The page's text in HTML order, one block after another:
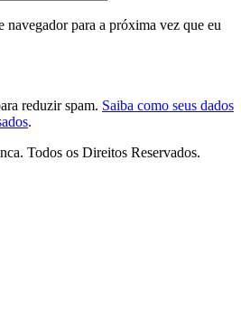
navegador para a próxima vez que eu
reduzir spam. Saiba como seus dados
.
Todos os Direitos Reservados.